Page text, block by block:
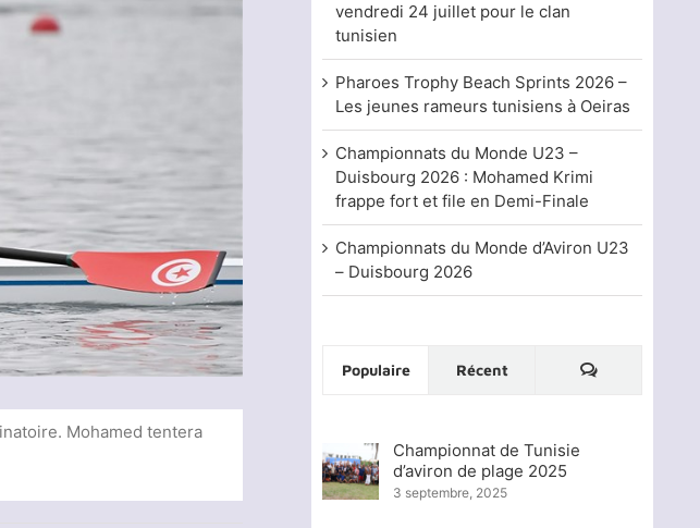
Mohamed tentera
vendredi 24 juillet pour le clan
tunisien
Pharoes Trophy Beach Sprints 2026 –
Les jeunes rameurs tunisiens à Oeiras
Championnats du Monde U23 –
Duisbourg 2026 : Mohamed Krimi
frappe fort et file en Demi-Finale
Championnats du Monde d’Aviron U23
– Duisbourg 2026
Populaire Récent
Championnat de Tunisie
d’aviron de plage 2025
3 septembre, 2025